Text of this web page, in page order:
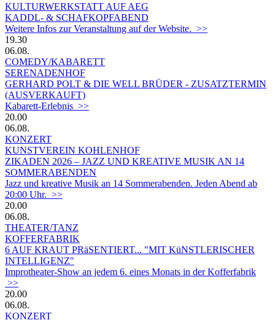
KULTURWERKSTATT AUF AEG
KADDL- & SCHAFKOPFABEND
Weitere Infos zur Veranstaltung auf der Website. >>
19.30
06.08.
COMEDY/KABARETT
SERENADENHOF
GERHARD POLT & DIE WELL BRÜDER - ZUSATZTERMIN
(AUSVERKAUFT)
Kabarett-Erlebnis >>
20.00
06.08.
KONZERT
KUNSTVEREIN KOHLENHOF
ZIKADEN 2026 – JAZZ UND KREATIVE MUSIK AN 14
SOMMERABENDEN
Jazz und kreative Musik an 14 Sommerabenden. Jeden Abend ab
20:00 Uhr. >>
20.00
06.08.
THEATER/TANZ
KOFFERFABRIK
6 AUF KRAUT PRäSENTIERT... "MIT KüNSTLERISCHER
INTELLIGENZ"
Improtheater-Show an jedem 6. eines Monats in der Kofferfabrik
>>
20.00
06.08.
KONZERT